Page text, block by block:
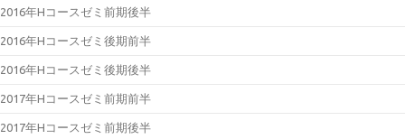
2016年Hコースゼミ前期後半
2016年Hコースゼミ後期前半
2016年Hコースゼミ後期後半
2017年Hコースゼミ前期前半
2017年Hコースゼミ前期後半